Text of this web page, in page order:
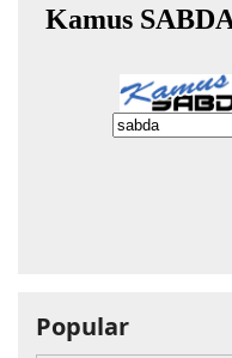
Popular